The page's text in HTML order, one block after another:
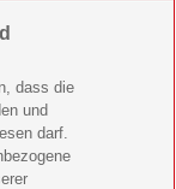
dass die
und
darf.